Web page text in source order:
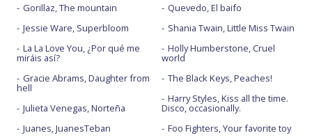
Gorillaz, The mountain
Jessie Ware, Superbloom
La La Love You, ¿Por qué me
miráis así?
Gracie Abrams, Daughter from
hell
Julieta Venegas, Norteña
Juanes, JuanesTeban
Quevedo, El baifo
Shania Twain, Little Miss Twain
Holly Humberstone, Cruel
world
The Black Keys, Peaches!
Harry Styles, Kiss all the time.
Disco, occasionally.
Foo Fighters, Your favorite toy